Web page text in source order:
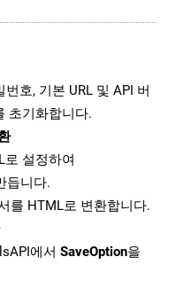
호, 기본 URL 및 API 버
초기화합니다.
로 설정하여
듭니다.
를 HTML로 변환합니다.
에서 SaveOption을